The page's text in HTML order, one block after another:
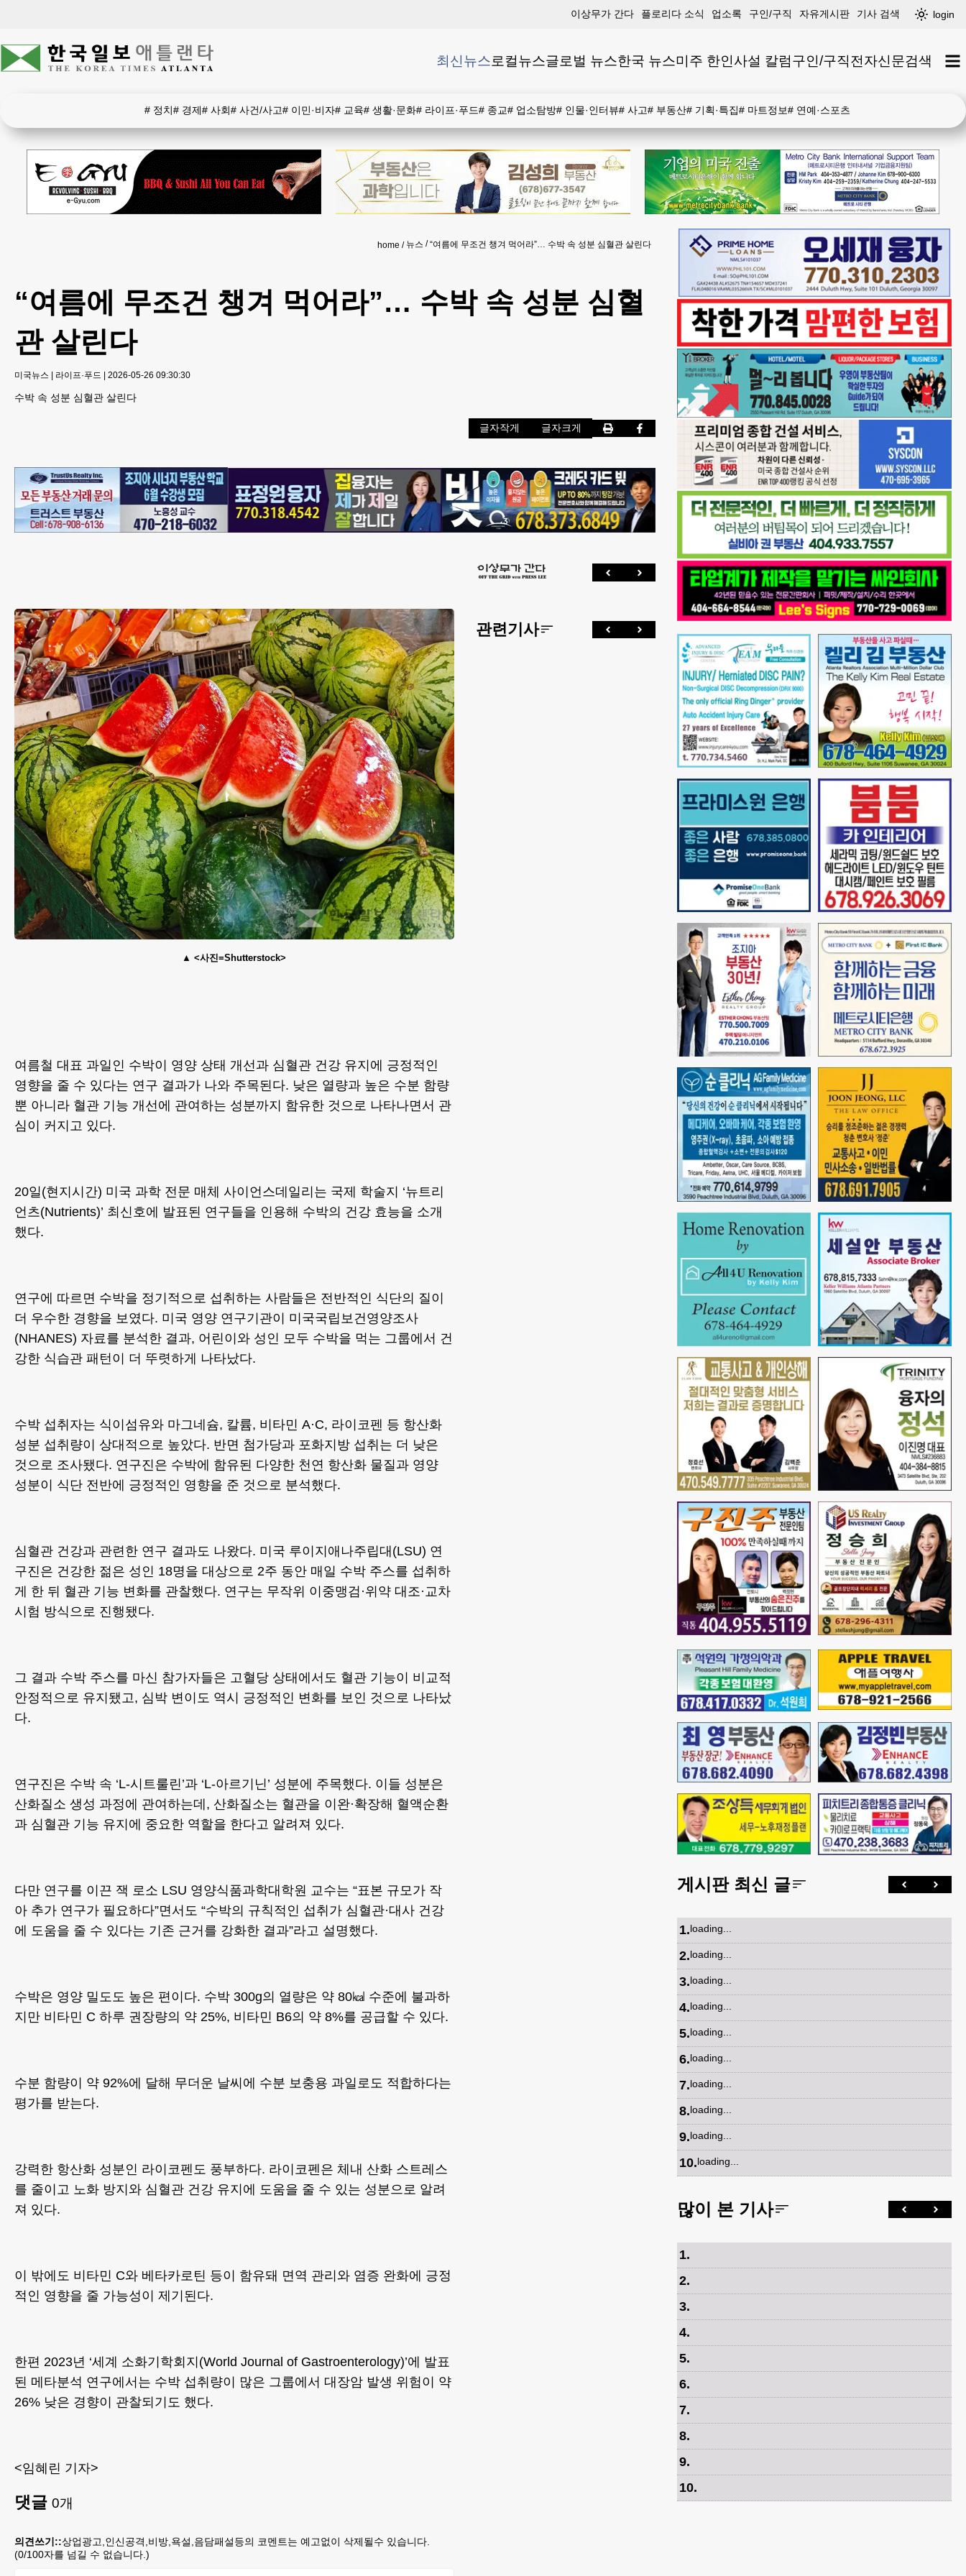
이상무가 간다 플로리다 소식 업소록 구인/구직 자유게시판 기사 검색 login
최신뉴스로컬뉴스글로벌 뉴스한국 뉴스미주 한인사설 칼럼구인/구직전자신문검색
# 정치# 경제# 사회# 사건/사고# 이민·비자# 교육# 생활·문화# 라이프·푸드# 종교# 업소탐방# 인물·인터뷰# 사고# 부동산# 기획·특집# 마트정보# 연예·스포츠
home 뉴스 “여름에 무조건 챙겨 먹어라”… 수박 속 성분 심혈관 살린다
“여름에 무조건 챙겨 먹어라”… 수박 속 성분 심혈
관 살린다
미국뉴스 | 라이프·푸드 | 2026-05-26 09:30:30
수박 속 성분 심혈관 살린다
글자작게 글자크게
<사진=Shutterstock>
여름철 대표 과일인 수박이 영양 상태 개선과 심혈관 건강 유지에 긍정적인
영향을 줄 수 있다는 연구 결과가 나와 주목된다. 낮은 열량과 높은 수분 함량
뿐 아니라 혈관 기능 개선에 관여하는 성분까지 함유한 것으로 나타나면서 관
심이 커지고 있다.
20일(현지시간) 미국 과학 전문 매체 사이언스데일리는 국제 학술지 ‘뉴트리
언츠(Nutrients)’ 최신호에 발표된 연구들을 인용해 수박의 건강 효능을 소개
했다.
연구에 따르면 수박을 정기적으로 섭취하는 사람들은 전반적인 식단의 질이
더 우수한 경향을 보였다. 미국 영양 연구기관이 미국국립보건영양조사
(NHANES) 자료를 분석한 결과, 어린이와 성인 모두 수박을 먹는 그룹에서 건
강한 식습관 패턴이 더 뚜렷하게 나타났다.
수박 섭취자는 식이섬유와 마그네슘, 칼륨, 비타민 A·C, 라이코펜 등 항산화
성분 섭취량이 상대적으로 높았다. 반면 첨가당과 포화지방 섭취는 더 낮은
것으로 조사됐다. 연구진은 수박에 함유된 다양한 천연 항산화 물질과 영양
성분이 식단 전반에 긍정적인 영향을 준 것으로 분석했다.
심혈관 건강과 관련한 연구 결과도 나왔다. 미국 루이지애나주립대(LSU) 연
구진은 건강한 젊은 성인 18명을 대상으로 2주 동안 매일 수박 주스를 섭취하
게 한 뒤 혈관 기능 변화를 관찰했다. 연구는 무작위 이중맹검·위약 대조·교차
시험 방식으로 진행됐다.
그 결과 수박 주스를 마신 참가자들은 고혈당 상태에서도 혈관 기능이 비교적
안정적으로 유지됐고, 심박 변이도 역시 긍정적인 변화를 보인 것으로 나타났
다.
연구진은 수박 속 ‘L-시트룰린’과 ‘L-아르기닌’ 성분에 주목했다. 이들 성분은
산화질소 생성 과정에 관여하는데, 산화질소는 혈관을 이완·확장해 혈액순환
과 심혈관 기능 유지에 중요한 역할을 한다고 알려져 있다.
다만 연구를 이끈 잭 로소 LSU 영양식품과학대학원 교수는 “표본 규모가 작
아 추가 연구가 필요하다”면서도 “수박의 규칙적인 섭취가 심혈관·대사 건강
에 도움을 줄 수 있다는 기존 근거를 강화한 결과”라고 설명했다.
수박은 영양 밀도도 높은 편이다. 수박 300g의 열량은 약 80㎉ 수준에 불과하
지만 비타민 C 하루 권장량의 약 25%, 비타민 B6의 약 8%를 공급할 수 있다.
수분 함량이 약 92%에 달해 무더운 날씨에 수분 보충용 과일로도 적합하다는
평가를 받는다.
강력한 항산화 성분인 라이코펜도 풍부하다. 라이코펜은 체내 산화 스트레스
를 줄이고 노화 방지와 심혈관 건강 유지에 도움을 줄 수 있는 성분으로 알려
져 있다.
이 밖에도 비타민 C와 베타카로틴 등이 함유돼 면역 관리와 염증 완화에 긍정
적인 영향을 줄 가능성이 제기된다.
한편 2023년 ‘세계 소화기학회지(World Journal of Gastroenterology)’에 발표
된 메타분석 연구에서는 수박 섭취량이 많은 그룹에서 대장암 발생 위험이 약
26% 낮은 경향이 관찰되기도 했다.
<임혜린 기자>
댓글 0개
의견쓰기::상업광고,인신공격,비방,욕설,음담패설등의 코멘트는 예고없이 삭제될수 있습니다.
(0/100자를 넘길 수 없습니다.)
관련기사
게시판 최신 글
1.loading...
2.loading...
3.loading...
4.loading...
5.loading...
6.loading...
7.loading...
8.loading...
9.loading...
10.loading...
많이 본 기사
1.
2.
3.
4.
5.
6.
7.
8.
9.
10.